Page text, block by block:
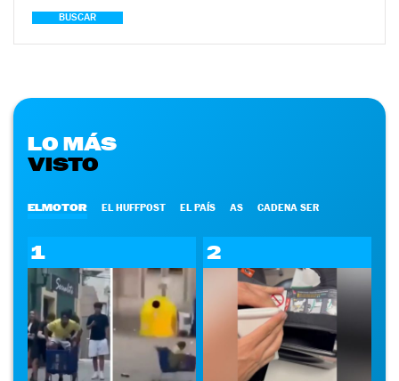
BUSCAR
LO MÁS
VISTO
ELMOTOR EL HUFFPOST EL PAÍS AS CADENA SER
1 2